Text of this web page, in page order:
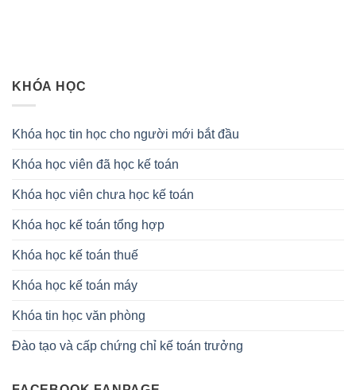
KHÓA HỌC
Khóa học tin học cho người mới bắt đầu
Khóa học viên đã học kế toán
Khóa học viên chưa học kế toán
Khóa học kế toán tổng hợp
Khóa học kế toán thuế
Khóa học kế toán máy
Khóa tin học văn phòng
Đào tạo và cấp chứng chỉ kế toán trưởng